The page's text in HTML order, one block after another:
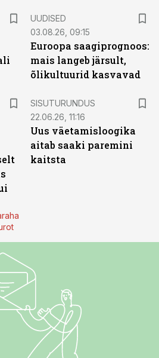
UUDISED
03.08.26, 09:15
Euroopa saagiprognoos:
mais langeb järsult,
õlikultuurid kasvavad
SISUTURUNDUS
22.06.26, 11:16
Uus väetamisloogika
aitab saaki paremini
kaitsta